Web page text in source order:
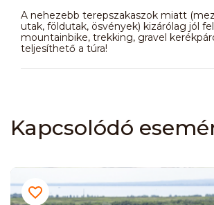
A nehezebb terepszakaszok miatt
utak, földutak, ösvények) kizárólag jól
mountainbike, trekking, gravel
teljesíthető a túra!
Kapcsolódó